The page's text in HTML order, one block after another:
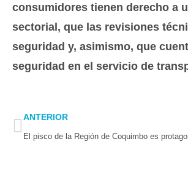
consumidores tienen derecho a
sectorial, que las revisiones
seguridad y, asimismo, que
seguridad en el servicio de
Prev
ANTERIOR